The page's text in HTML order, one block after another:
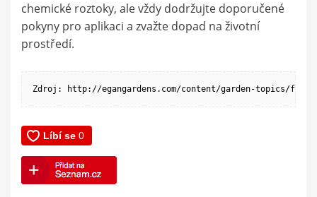
chemické roztoky, ale vždy dodržujte doporučené
pokyny pro aplikaci a zvažte dopad na životní
prostředí.
Zdroj: http://egangardens.com/content/garden-topics/